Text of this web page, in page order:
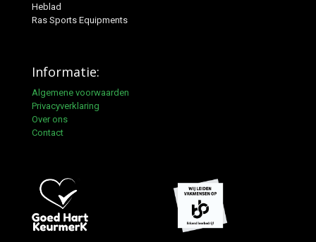
Heblad
Ras Sports Equipments
Informatie:
Algemene voorwaarden
Privacyverklaring
Over ons
Contact